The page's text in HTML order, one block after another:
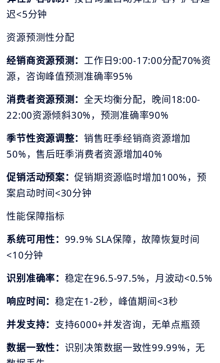
迟<5分钟
资源预测性分配
经销商资源预测： 工作日9:00-17:00分配70%资
源，咨询峰值预测准确率95%
消费者资源预测：全天均衡分配，晚间18:00-
22:00资源倾斜30%，预测准确率90%
季节性资源调整： 销售旺季经销商资源增加
50%，售后旺季消费者资源增加40%
促销活动预案：促销期资源临时增加100%，预
案启动时间<30分钟
性能保障指标
系统可用性： 99.9% SLA保障，故障恢复时间
<10分钟
识别准确率： 稳定在96.5-97.5%，月波动<0.5%
响应时间：稳定在1-2秒，峰值期间<3秒
并发支持： 支持6000+并发咨询，无单点瓶颈
数据一致性： 识别决策数据一致性99.99%，无